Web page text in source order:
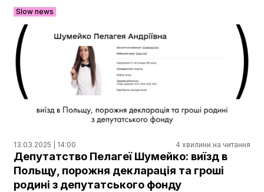
Slow news
13.03.2025 | 14:00 4 хвилини на читання
Депутатство Пелагеї Шумейко: виїзд в
Польщу, порожня декларація та гроші
родині з депутатського фонду